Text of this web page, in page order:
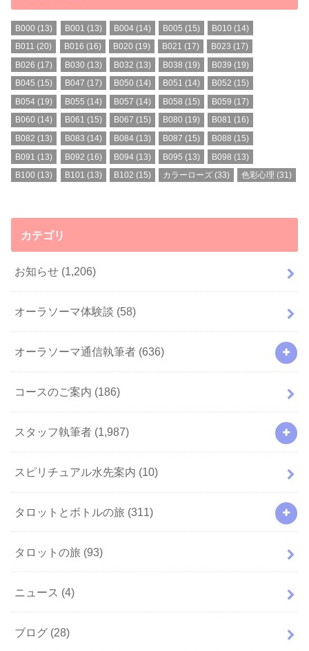
B000 (13) B001 (13) B004(14) B005 (15) B010 (14)
B011 (20) B016 (16) B020 (19) B021 (17) B023 (17)
B026 (17) B030 (13) B032 (13) B038 (19) B039 (19)
B045 (15) B047 (17) B050 (14) B051 (14) B052 (15)
B054 (19) B055 (14) B057 (14) B058 (15) B059 (17)
B060 (14) B061 (15) B067 (15) B080 (19) B081 (16)
B082 (13) B083 (14) B084(13) B087 (15) B088 (15)
B091 (13) B092 (16) B094(13) B095 (13) B098 (13)
B100 (13) B101 (13) B102 (15) カラーローズ (33) 色彩心理 (31)
カテゴリ
お知らせ (1,206)
オーラソーマ体験談 (58)
オーラソーマ通信執筆者 (636)
コースのご案内 (186)
スタッフ執筆者 (1,987)
スピリチュアル水先案内 (10)
タロットとボトルの旅 (311)
タロットの旅 (93)
ニュース (4)
ブログ (28)